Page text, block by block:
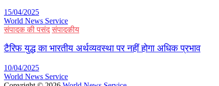
15/04/2025
World News Service
संपादक की पसंद संपादकीय
टैरिफ युद्ध का भारतीय अर्थव्यवस्था पर नहीं होगा अधिक प्रभाव
10/04/2025
World News Service